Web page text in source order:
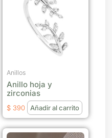
Anillos
Anillo hoja y
zirconias
$ 390 Añadir al carrito